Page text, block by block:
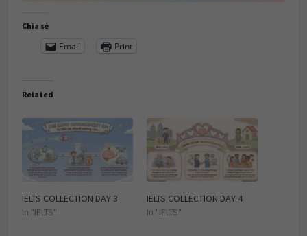
Chia sẻ
Email Print
Related
IELTS COLLECTION DAY 3
In "IELTS"
IELTS COLLECTION DAY 4
In "IELTS"